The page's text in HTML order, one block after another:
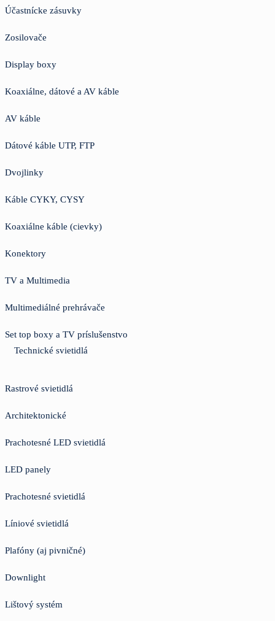
Účastnícke zásuvky
Zosilovače
Display boxy
Koaxiálne, dátové a AV káble
AV káble
Dátové káble UTP, FTP
Dvojlinky
Káble CYKY, CYSY
Koaxiálne káble (cievky)
Konektory
TV a Multimedia
Multimediálné prehrávače
Set top boxy a TV príslušenstvo
Technické svietidlá
Rastrové svietidlá
Architektonické
Prachotesné LED svietidlá
LED panely
Prachotesné svietidlá
Líniové svietidlá
Plafóny (aj pivničné)
Downlight
Lištový systém